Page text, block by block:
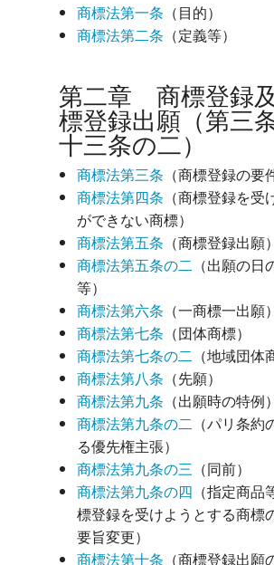
商標法第一条 （目的）
商標法第二条 （定義等）
第二章 商標登録
標登録出願（第三
十三条の二）
商標法第三条 （商標登録の要
商標法第四条 （商標登録を受
ができない商標）
商標法第五条 （商標登録出願）
商標法第五条の二 （出願の日
等）
商標法第六条 （一商標一出願）
商標法第七条 （団体商標）
商標法第七条の二 （地域団体
商標法第八条 （先願）
商標法第九条 （出願時の特例）
商標法第九条の二 （パリ条約
る優先権主張）
商標法第九条の三 （同前）
商標法第九条の四 （指定商品
標登録を受けようとする商標
要旨変更）
商標法第十条 （商標登録出願